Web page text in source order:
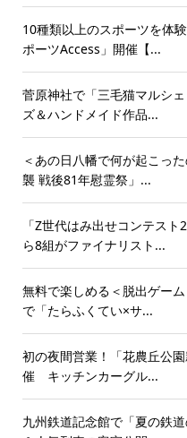
10種類以上のスポーツを体
ポーツAccess」開催【...
菅原神社で「三毛猫マルシ
ズ＆ハンドメイド作品...
＜あの日八幡で何が起こっ
襲 戦後81年慰霊祭」...
「Z世代はみ出せコンテス
ら8組がファイナリスト...
無料で楽しめる＜脱出ゲー
で「たらふくてい×サ...
初の夜間営業！「花農丘公
催 キッチンカーグル...
九州鉄道記念館で「夏の鉄